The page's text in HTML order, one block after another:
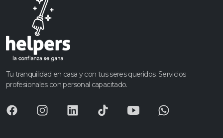
Tu tranquilidad en casa y con tus seres queridos. Servicios
profesionales con personal capacitado.